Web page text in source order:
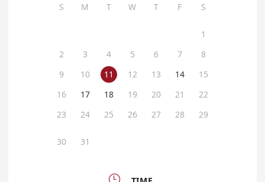
S M T W T F S
1
2
3 4 5 6 7
8
9
10 11 12 13 14
15
16
17 18 19 20 21
22
23
24 25 26 27 28 29
30 31
